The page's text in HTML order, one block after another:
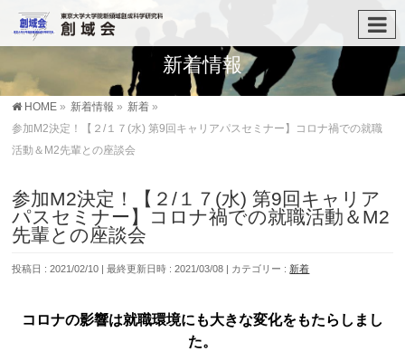
新着情報
HOME » 新着情報 » 新着 »
参加M2決定！【２/１７(水) 第9回キャリアパスセミナー】コロナ禍での就職
活動＆M2先輩との座談会
参加M2決定！【２/１７(水) 第9回キャリア
パスセミナー】コロナ禍での就職活動＆M2
先輩との座談会
投稿日 : 2021/02/10 最終更新日時 : 2021/03/08 カテゴリー : 新着
コロナの影響は就職環境にも大きな変化をもたらしまし
た。